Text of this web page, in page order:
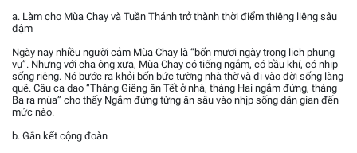
a. Làm cho Mùa Chay và Tuần Thánh trở thành thời điểm thiêng liêng sâu
đậm
Ngày nay nhiều người cảm Mùa Chay là “bốn mươi ngày trong lịch phụng
vụ”. Nhưng với cha ông xưa, Mùa Chay có tiếng ngắm, có bầu khí, có nhịp
sống riêng. Nó bước ra khỏi bốn bức tường nhà thờ và đi vào đời sống làng
quê. Câu ca dao “Tháng Giêng ăn Tết ở nhà, tháng Hai ngắm đứng, tháng
Ba ra mùa” cho thấy Ngắm đứng từng ăn sâu vào nhịp sống dân gian đến
mức nào.
b. Gắn kết cộng đoàn